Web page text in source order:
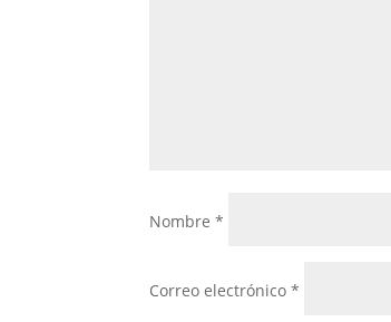
Nombre*
Correo electrónico*